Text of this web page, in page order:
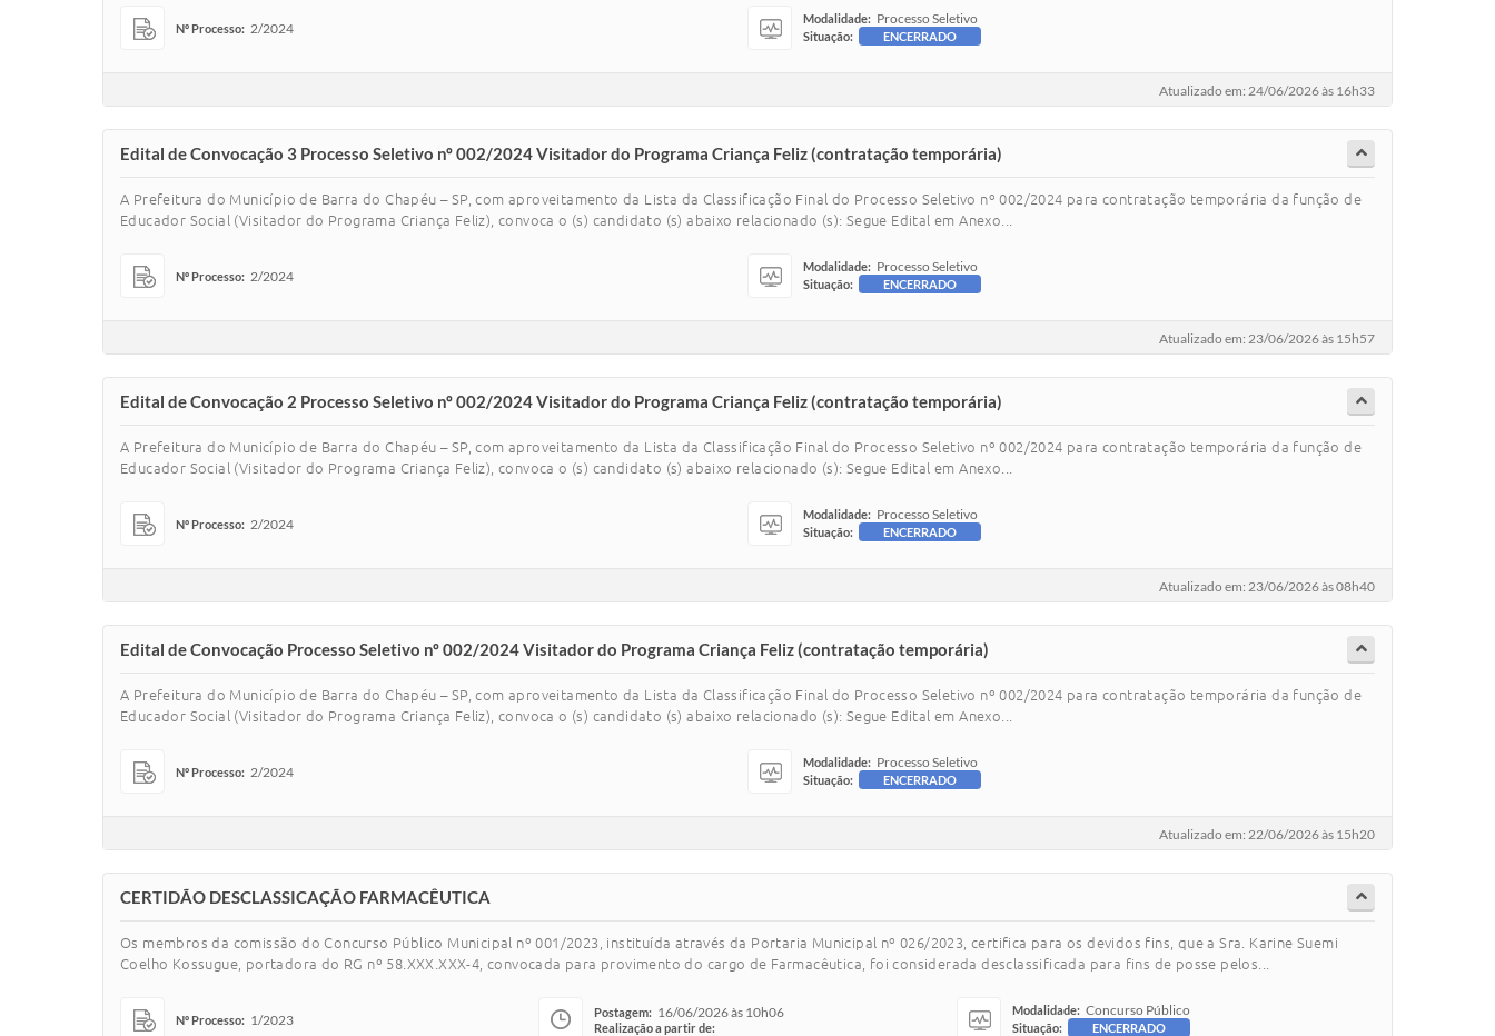
Nº Processo: 2/2024
Modalidade: Processo Seletivo
Situação: ENCERRADO
Atualizado em: 24/06/2026 às 16h33
Edital de Convocação 3 Processo Seletivo nº 002/2024 Visitador do Programa Criança Feliz (contratação temporária)
A Prefeitura do Município de Barra do Chapéu – SP, com aproveitamento da Lista da Classificação Final do Processo Seletivo nº 002/2024 para contratação temporária da função de
Educador Social (Visitador do Programa Criança Feliz), convoca o (s) candidato (s) abaixo relacionado (s): Segue Edital em Anexo...
Nº Processo: 2/2024
Modalidade: Processo Seletivo
Situação: ENCERRADO
Atualizado em: 23/06/2026 às 15h57
Edital de Convocação 2 Processo Seletivo nº 002/2024 Visitador do Programa Criança Feliz (contratação temporária)
A Prefeitura do Município de Barra do Chapéu – SP, com aproveitamento da Lista da Classificação Final do Processo Seletivo nº 002/2024 para contratação temporária da função de
Educador Social (Visitador do Programa Criança Feliz), convoca o (s) candidato (s) abaixo relacionado (s): Segue Edital em Anexo...
Nº Processo: 2/2024
Modalidade: Processo Seletivo
Situação: ENCERRADO
Atualizado em: 23/06/2026 às 08h40
Edital de Convocação Processo Seletivo nº 002/2024 Visitador do Programa Criança Feliz (contratação temporária)
A Prefeitura do Município de Barra do Chapéu – SP, com aproveitamento da Lista da Classificação Final do Processo Seletivo nº 002/2024 para contratação temporária da função de
Educador Social (Visitador do Programa Criança Feliz), convoca o (s) candidato (s) abaixo relacionado (s): Segue Edital em Anexo...
Nº Processo: 2/2024
Modalidade: Processo Seletivo
Situação: ENCERRADO
Atualizado em: 22/06/2026 às 15h20
CERTIDÃO DESCLASSICAÇÃO FARMACÊUTICA
Os membros da comissão do Concurso Público Municipal nº 001/2023, instituída através da Portaria Municipal nº 026/2023, certifica para os devidos fins, que a Sra. Karine Suemi
Coelho Kossugue, portadora do RG nº 58.XXX.XXX-4, convocada para provimento do cargo de Farmacêutica, foi considerada desclassificada para fins de posse pelos...
Nº Processo: 1/2023 Postagem: 16/06/2026 às 10h06
Realização a partir de:
Modalidade: Concurso Público
Situação: ENCERRADO